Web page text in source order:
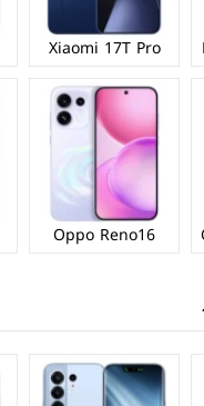
Xiaomi 17T Pro
Oppo Reno16